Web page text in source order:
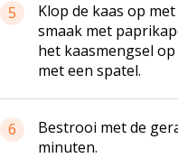
5
Klop de kaas op
smaak met
het kaasmengsel
met een spatel.
6
Bestrooi met de
minuten.